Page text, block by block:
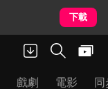
下載
戲劇 電影